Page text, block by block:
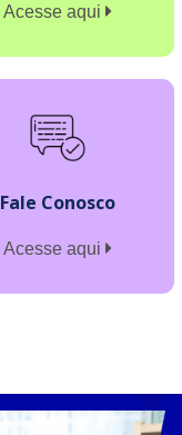
Acesse aqui
Fale Conosco
Acesse aqui